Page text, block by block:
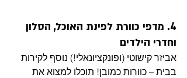
4. מדפי כוורת לפינת האוכל, הסלון
וחדרי הילדים
אביזר קישוטי (ופונקציונאלי!) נוסף לקירות
בבית – כוורות כמובן! תוכלו למצוא את